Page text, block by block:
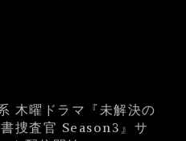
木曜ドラマ『未解決の
捜査官 Season3』サ